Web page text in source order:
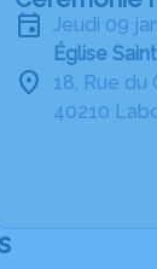
jeudi 09
Église
18, Rue du
40210